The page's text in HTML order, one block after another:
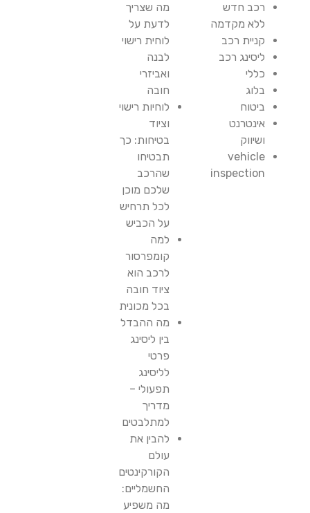
רכב חדש
ללא מקדמה
קניית רכב
ליסינג רכב
כללי
בלוג
ביטוח
אינטרנט
ושיווק
vehicle
inspection
מה שצריך
לדעת על
לוחית רישוי
לבנה
ואביזרי
חובה
לוחיות רישוי
וציוד
בטיחות: כך
תבטיחו
שהרכב
שלכם מוכן
לכל תרחיש
על הכביש
למה
קומפרסור
לרכב הוא
ציוד חובה
בכל מכונית
מה ההבדל
בין ליסינג
פרטי
לליסינג
תפעולי –
מדריך
למתלבטים
להבין את
עולם
הקורקינטים
החשמליים:
מה משפיע